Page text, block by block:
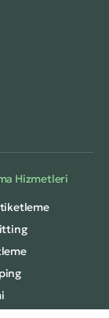
Hizmetleri